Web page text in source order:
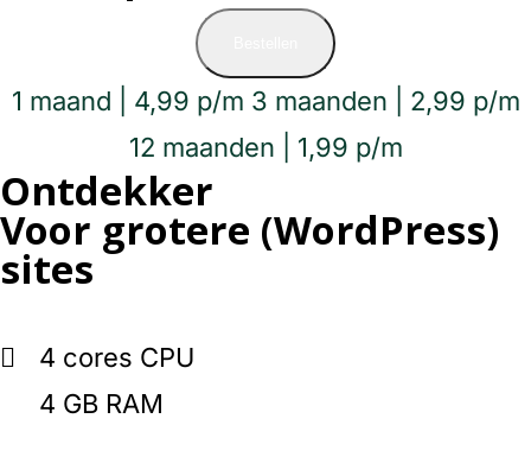
1 maand | 4,99 p/m 3 maanden | 2,99 p/m
12 maanden | 1,99 p/m
Ontdekker
Voor grotere (WordPress)
sites
4 cores CPU
4 GB RAM